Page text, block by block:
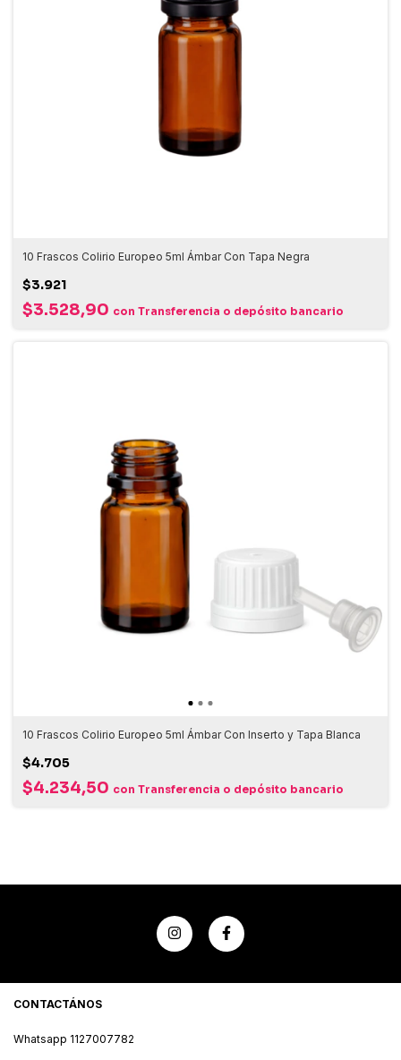
10 Frascos Colirio Europeo 5ml Ámbar Con Tapa Negra
$3.921
$3.528,90 con Transferencia o depósito bancario
10 Frascos Colirio Europeo 5ml Ámbar Con Inserto y Tapa Blanca
$4.705
$4.234,50 con Transferencia o depósito bancario
CONTACTÁNOS
Whatsapp 1127007782